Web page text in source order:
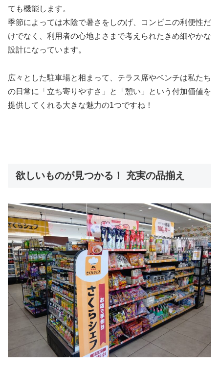
ても機能します。
季節によっては木陰で暑さをしのげ、コンビニの利便性だ
けでなく、利用者の心地よさまで考えられたきめ細やかな
設計になっています。
広々とした駐車場と相まって、テラス席やベンチは私たち
の日常に「立ち寄りやすさ」と「憩い」という付加価値を
提供してくれる大きな魅力の1つですね！
欲しいものが見つかる！ 充実の品揃え